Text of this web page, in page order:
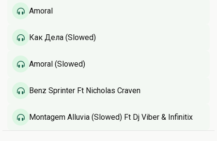
Amoral
Как Дела (Slowed)
Amoral (Slowed)
Benz Sprinter Ft Nicholas Craven
Montagem Alluvia (Slowed) Ft Dj Viber & Infinitix